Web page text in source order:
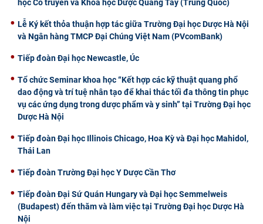
học Cổ truyền và Khoa học Dược Quảng Tây (Trung Quốc)
Lễ Ký kết thỏa thuận hợp tác giữa Trường Đại học Dược Hà Nội
và Ngân hàng TMCP Đại Chúng Việt Nam (PVcomBank)
Tiếp đoàn Đại học Newcastle, Úc
Tổ chức Seminar khoa học “Kết hợp các kỹ thuật quang phổ
dao động và trí tuệ nhân tạo để khai thác tối đa thông tin phục
vụ các ứng dụng trong dược phẩm và y sinh” tại Trường Đại học
Dược Hà Nội
Tiếp đoàn Đại học Illinois Chicago, Hoa Kỳ và Đại học Mahidol,
Thái Lan
Tiếp đoàn Trường Đại học Y Dược Cần Thơ
Tiếp đoàn Đại Sứ Quán Hungary và Đại học Semmelweis
(Budapest) đến thăm và làm việc tại Trường Đại học Dược Hà
Nội